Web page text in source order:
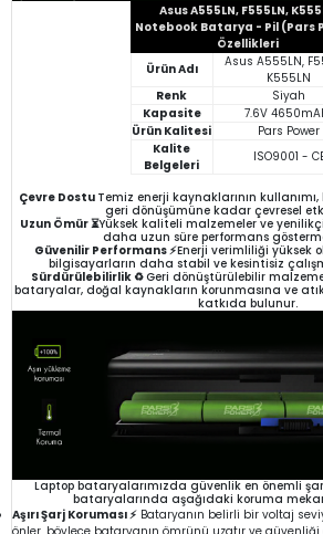
Asus A555LN, F555LN,
Notebook Batarya - Pil (Pars
Özellikleri
Ürün Adı
Asus A555LN,
K555LN
Renk
Siyah
Kapasite
7.6V
Ürün Kalitesi
Pars Power
Kalite
Belgeleri
ISO9001 -
Çevre Dostu Temiz enerji kaynaklarının
geri dönüşümüne kadar çevresel
Uzun Ömür ⏳Yüksek kaliteli malzemeler ve
daha uzun süre performans
Güvenilir Performans ⚡Enerji verimliliği yüksek
bilgisayarların daha stabil ve kesintisiz
Sürdürülebilirlik ♻️Geri dönüştürülebilir
bataryalar, doğal kaynakların korunmasına ve
katkıda bulunur.
Laptop bataryalarımızda güvenlik en önemli
bataryalarında aşağıdaki koruma
Aşırı Şarj Koruması ⚡ Bataryanın belirli bir voltaj